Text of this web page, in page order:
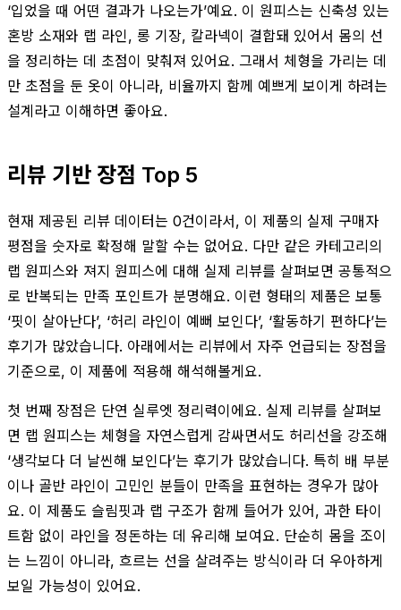
‘입었을 때 어떤 결과가 나오는가’예요. 이 원피스는 신축성 있는
혼방 소재와 랩 라인, 롱 기장, 칼라넥이 결합돼 있어서 몸의 선
을 정리하는 데 초점이 맞춰져 있어요. 그래서 체형을 가리는 데
만 초점을 둔 옷이 아니라, 비율까지 함께 예쁘게 보이게 하려는
설계라고 이해하면 좋아요.
리뷰 기반 장점 Top 5
현재 제공된 리뷰 데이터는 0건이라서, 이 제품의 실제 구매자
평점을 숫자로 확정해 말할 수는 없어요. 다만 같은 카테고리의
랩 원피스와 져지 원피스에 대해 실제 리뷰를 살펴보면 공통적으
로 반복되는 만족 포인트가 분명해요. 이런 형태의 제품은 보통
‘핏이 살아난다’, ‘허리 라인이 예뻐 보인다’, ‘활동하기 편하다’는
후기가 많았습니다. 아래에서는 리뷰에서 자주 언급되는 장점을
기준으로, 이 제품에 적용해 해석해볼게요.
첫 번째 장점은 단연 실루엣 정리력이에요. 실제 리뷰를 살펴보
면 랩 원피스는 체형을 자연스럽게 감싸면서도 허리선을 강조해
‘생각보다 더 날씬해 보인다’는 후기가 많았습니다. 특히 배 부분
이나 골반 라인이 고민인 분들이 만족을 표현하는 경우가 많아
요. 이 제품도 슬림핏과 랩 구조가 함께 들어가 있어, 과한 타이
트함 없이 라인을 정돈하는 데 유리해 보여요. 단순히 몸을 조이
는 느낌이 아니라, 흐르는 선을 살려주는 방식이라 더 우아하게
보일 가능성이 있어요.